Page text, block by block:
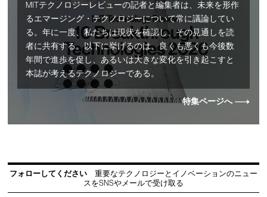
MITテクノロジーレビューの記者と編集者は、未来を形作
るエマージング・テクノロジーについて常に議論してい
る。年に一度、私たちは現状を確認し、その見通しを読
者に共有する。以下に挙げるのは、良くも悪くも今後数
年間で進歩を促し、あるいは大きな変化を引き起こすと
本誌が考えるテクノロジーである。
特集ページへ
フォローしてください
重要なテクノロジーとイノベーションのニュー
スをSNSやメールで受け取る